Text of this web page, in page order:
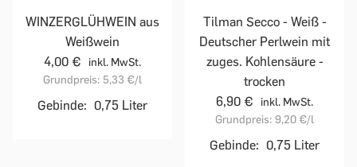
WINZERGLÜHWEIN aus
Weißwein
4,00 €
inkl. MwSt.
Grundpreis: 5,33 €/l
Gebinde: 0,75 Liter
Tilman Secco - Weiß -
Deutscher Perlwein mit
zuges. Kohlensäure -
trocken
6,90 €
inkl. MwSt.
Grundpreis: 9,20 €/l
Gebinde: 0,75 Liter